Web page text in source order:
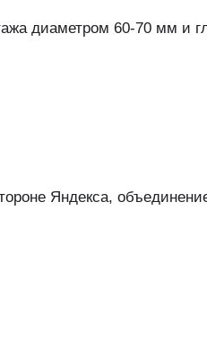
диаметром 60-70 мм и
Яндекса,